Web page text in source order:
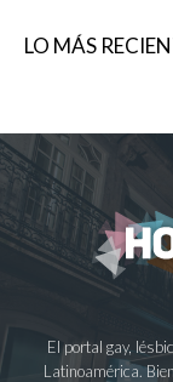
LO MÁS
El portal gay,
Latinoamérica.